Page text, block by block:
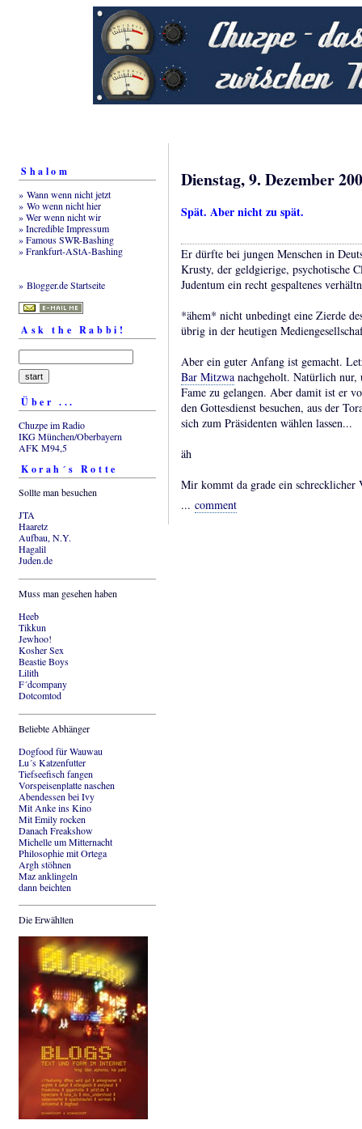
Shalom
» Wann wenn nicht jetzt
» Wo wenn nicht hier
» Wer wenn nicht wir
» Incredible Impressum
» Famous SWR-Bashing
» Frankfurt-AStA-Bashing
» Blogger.de Startseite
Ask the Rabbi!
Über ...
Chuzpe im Radio
IKG München/Oberbayern
AFK M94,5
Korah´s Rotte
Sollte man besuchen
JTA
Haaretz
Aufbau, N.Y.
Hagalil
Juden.de
Muss man gesehen haben
Heeb
Tikkun
Jewhoo!
Kosher Sex
Beastie Boys
Lilith
F´dcompany
Dotcomtod
Beliebte Abhänger
Dogfood für Wauwau
Lu´s Katzenfutter
Tiefseefisch fangen
Vorspeisenplatte naschen
Abendessen bei Ivy
Mit Anke ins Kino
Mit Emily rocken
Danach Freakshow
Michelle um Mitternacht
Philosophie mit Ortega
Argh stöhnen
Maz anklingeln
dann beichten
Die Erwählten
Dienstag, 9. Dezember
Spät. Aber nicht zu spät.
Er dürfte bei jungen Menschen in
Krusty, der geldgierige, psychotische
Judentum ein recht gespaltenes
*ähem* nicht unbedingt eine Zierde
übrig in der heutigen
Aber ein guter Anfang ist gemacht.
Bar Mitzwa nachgeholt. Natürlich
Fame zu gelangen. Aber damit ist er
den Gottesdienst besuchen, aus der
sich zum Präsidenten wählen lassen...
äh
Mir kommt da grade ein schrecklicher
... comment